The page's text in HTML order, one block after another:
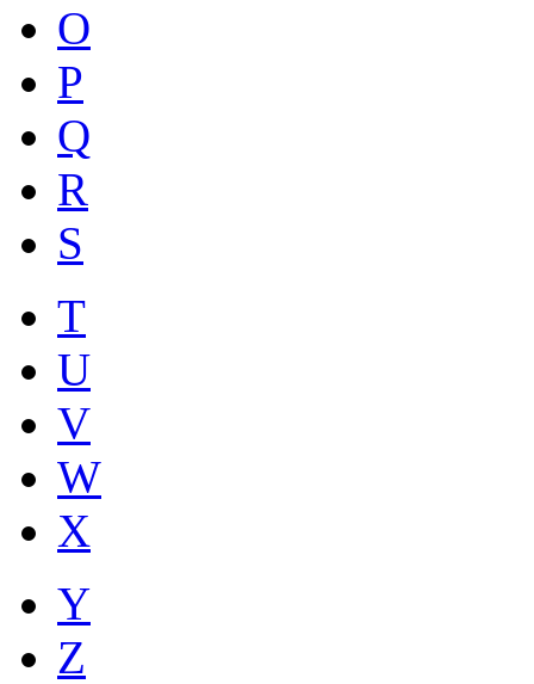
O
P
Q
R
S
T
U
V
W
X
Y
Z